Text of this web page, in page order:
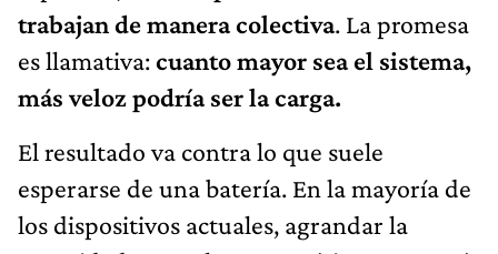
trabajan de manera colectiva. La promesa
es llamativa:cuanto mayor sea el sistema,
más veloz podría ser la carga.
El resultado va contra lo que suele
esperarse de una batería. En la mayoría de
los dispositivos actuales, agrandar la